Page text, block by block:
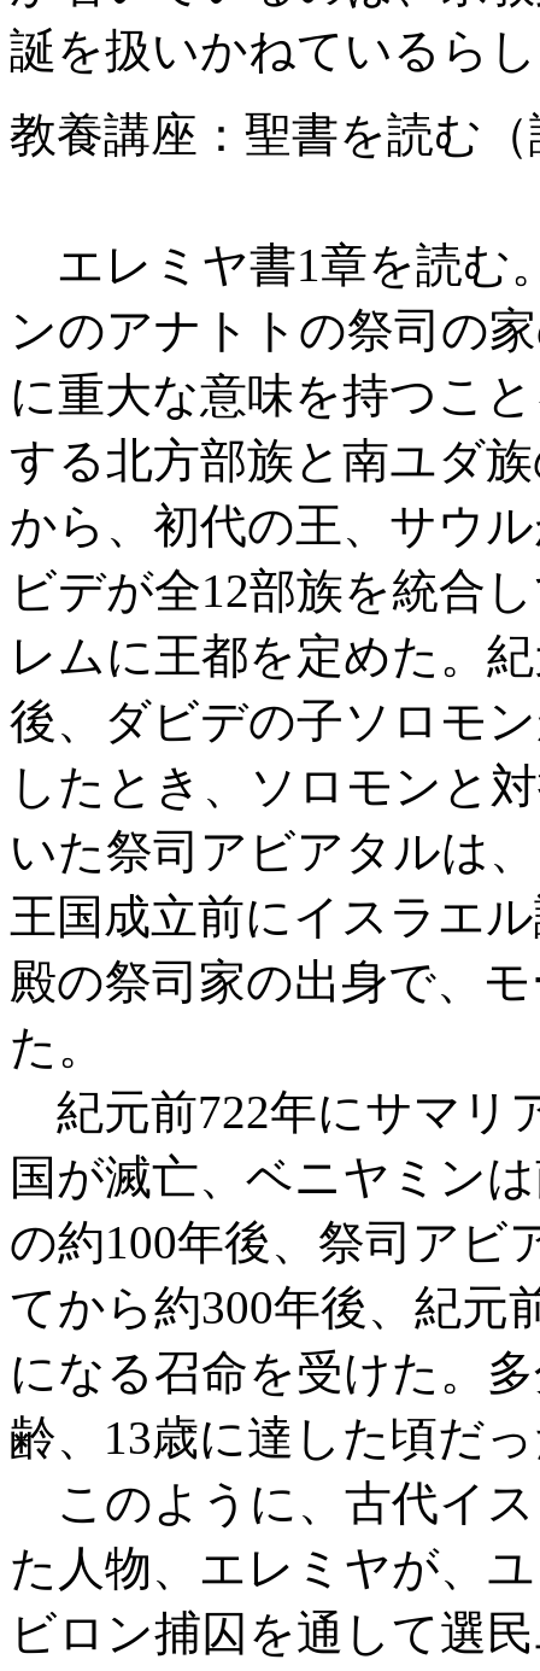
誕を扱いかねているら
教養講座：聖書を読む
エレミヤ書1章を読む
ンのアナトトの祭司の
に重大な意味を持つこ
する北方部族と南ユダ
から、初代の王、サウ
ビデが全12部族を統合
レムに王都を定めた。
後、ダビデの子ソロモ
したとき、ソロモンと
いた祭司アビアタルは
王国成立前にイスラエ
殿の祭司家の出身で、
た。
紀元前722年にサマリ
国が滅亡、ベニヤミン
の約100年後、祭司アビ
てから約300年後、紀元
になる召命を受けた。
齢、13歳に達した頃だ
このように、古代イ
た人物、エレミヤが、
ビロン捕囚を通して選